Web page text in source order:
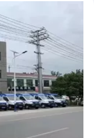
para o cinzelamento industrial
do Mig do fio do cabo